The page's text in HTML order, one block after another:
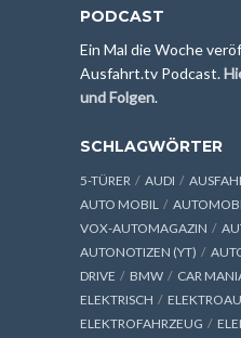
PODCAST
Ein Mal die Woche
Ausfahrt.tv Podcast.
und Folgen.
SCHLAGWÖRTER
5-TÜRER AUDI
AUTO MOBIL
VOX-AUTOMAGAZIN
AUTONOTIZEN (YT)
DRIVE
BMW CAR
ELEKTRISCH
ELEKTROFAHRZEUG